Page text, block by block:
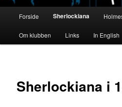
Forside Sherlockiana
Om klubben Links In English
Sherlockiana i